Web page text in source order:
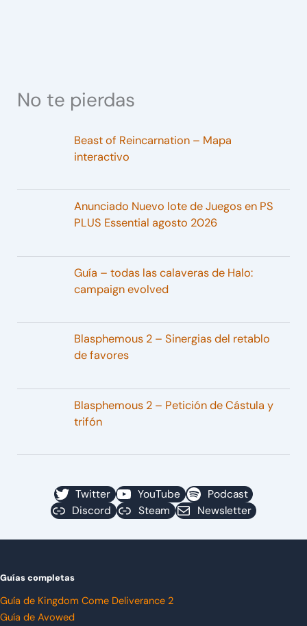
No te pierdas
Beast of Reincarnation – Mapa
interactivo
Anunciado Nuevo lote de Juegos en PS
PLUS Essential agosto 2026
Guía – todas las calaveras de Halo:
campaign evolved
Blasphemous 2 – Sinergias del retablo
de favores
Blasphemous 2 – Petición de Cástula y
trifón
Twitter YouTube
Podcast
Discord
Steam Newsletter
Guías completas
Guía de Kingdom Come Deliverance 2
Guía de Avowed